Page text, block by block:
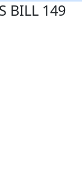
BILL 149